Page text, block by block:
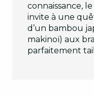
connaissance,
invite à une
d’un bambou
makinoï) aux
parfaitement